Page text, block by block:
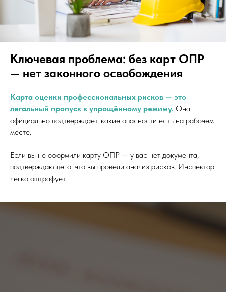
Ключевая проблема: без карт ОПР
— нет законного освобождения
Карта оценки профессиональных рисков — это
легальный пропуск к упрощённому режиму. Она
официально подтверждает, какие опасности есть на рабочем
месте.
Если вы не оформили карту ОПР — у вас нет документа,
подтверждающего, что вы провели анализ рисков. Инспектор
легко оштрафует.